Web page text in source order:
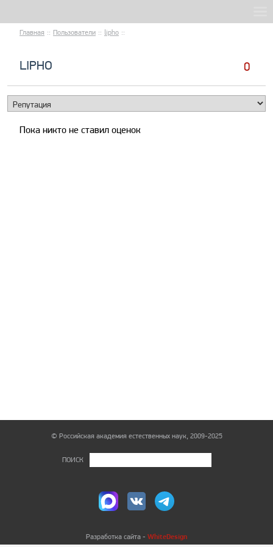
Главная :: Пользователи :: lipho ::
0
LIPHO
Пока никто не ставил оценок
© Российская академия естественных наук, 2009-2025
ПОИСК
Разработка сайта - WhiteDesign